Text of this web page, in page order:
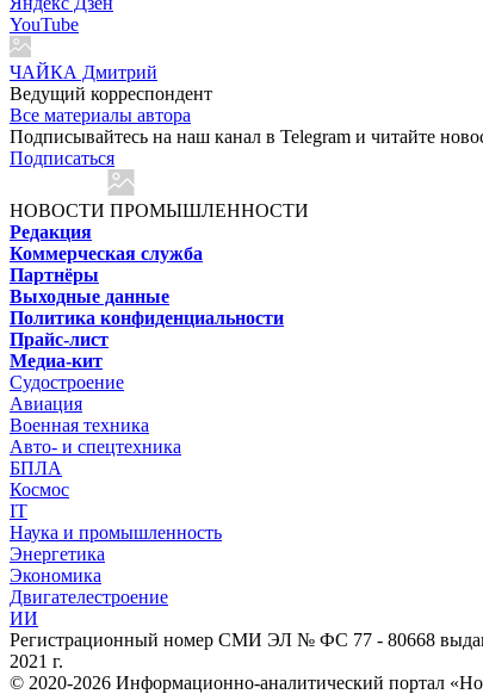
YouTube
ЧАЙКА Дмитрий
Ведущий корреспондент
Все материалы автора
Подписывайтесь на наш канал в Telegram и читайте
Подписаться
НОВОСТИ ПРОМЫШЛЕННОСТИ
Редакция
Коммерческая служба
Партнёры
Выходные данные
Политика конфиденциальности
Прайс-лист
Медиа-кит
Судостроение
Авиация
Военная техника
Авто- и спецтехника
БПЛА
Космос
IT
Наука и промышленность
Энергетика
Экономика
Двигателестроение
ИИ
Регистрационный номер СМИ ЭЛ № ФС 77 - 80668
2021 г.
© 2020-2026 Информационно-аналитический портал